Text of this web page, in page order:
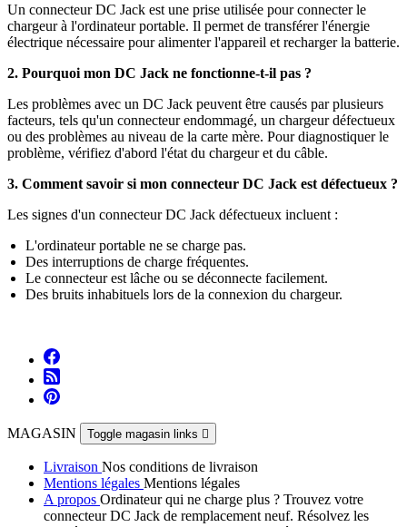
Un connecteur DC Jack est une prise utilisée pour connecter le
chargeur à l'ordinateur portable. Il permet de transférer l'énergie
électrique nécessaire pour alimenter l'appareil et recharger la batterie.
2. Pourquoi mon DC Jack ne fonctionne-t-il pas ?
Les problèmes avec un DC Jack peuvent être causés par plusieurs
facteurs, tels qu'un connecteur endommagé, un chargeur défectueux
ou des problèmes au niveau de la carte mère. Pour diagnostiquer le
problème, vérifiez d'abord l'état du chargeur et du câble.
3. Comment savoir si mon connecteur DC Jack est défectueux ?
Les signes d'un connecteur DC Jack défectueux incluent :
L'ordinateur portable ne se charge pas.
Des interruptions de charge fréquentes.
Le connecteur est lâche ou se déconnecte facilement.
Des bruits inhabituels lors de la connexion du chargeur.
MAGASIN Toggle magasin links 
Livraison Nos conditions de livraison
Mentions légales Mentions légales
A propos Ordinateur qui ne charge plus ? Trouvez votre
connecteur DC Jack de remplacement neuf. Résolvez les